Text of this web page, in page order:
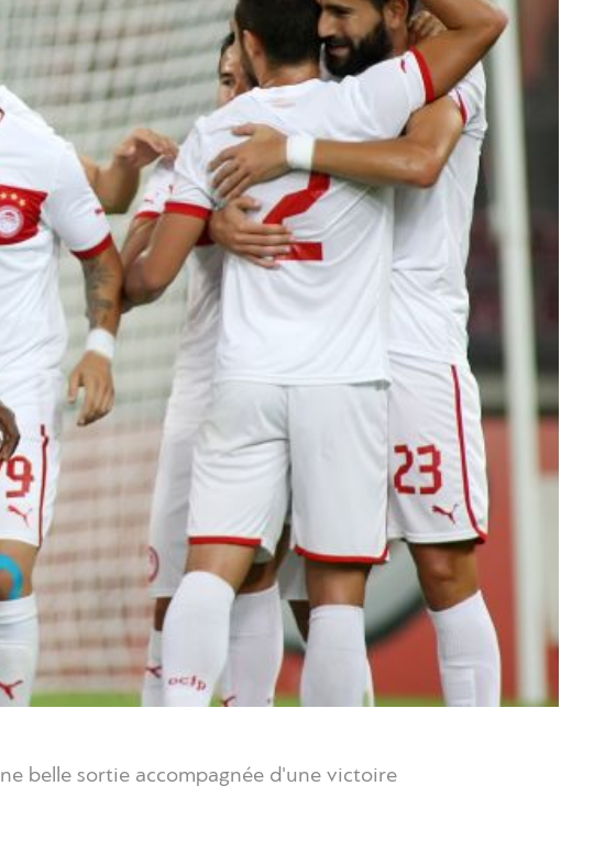
belle sortie accompagnée d'une victoire